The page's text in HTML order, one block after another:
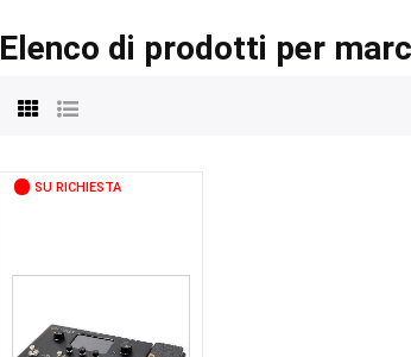
Elenco di prodotti per
SU RICHIESTA